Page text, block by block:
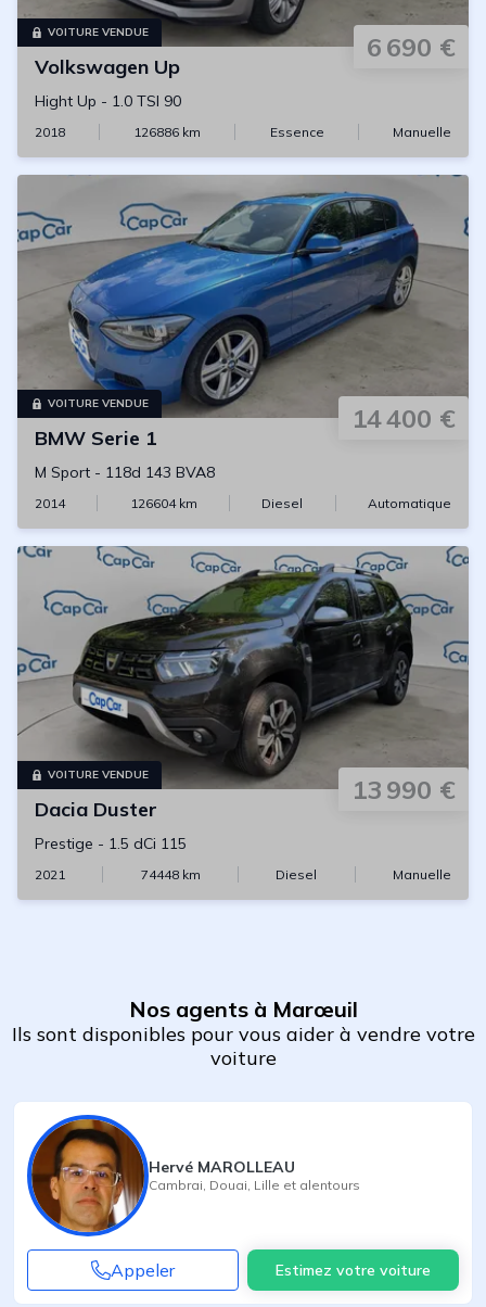
VOITURE VENDUE 6 690 €
Volkswagen Up
Hight Up - 1.0 TSI 90
2018 126886 km Essence Manuelle
VOITURE VENDUE 14 400 €
BMW Serie 1
M Sport - 118d 143 BVA8
2014 126604km Diesel Automatique
VOITURE VENDUE 13 990 €
Dacia Duster
Prestige - 1.5 dCi 115
2021 74448km Diesel Manuelle
Nos agents à Marœuil
Ils sont disponibles pour vous aider à vendre votre
voiture
Hervé MAROLLEAU
Cambrai Douai Lille et alentours
Appeler Estimez votre voiture